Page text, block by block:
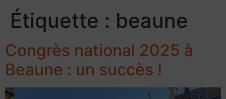
Étiquette : beaune
Congrès national 2025 à
Beaune : un succès !